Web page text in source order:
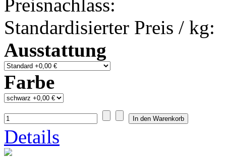
Preisnachlass:
Standardisierter Preis / kg:
Ausstattung
Farbe
Details